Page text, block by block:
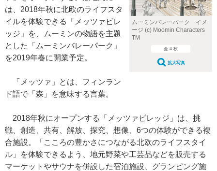
ムーミンバレーパーク イメ
ージ (c) Moomin Characters
TM
全 4 枚
拡大写真
は、2018年秋に北欧のライフスタ
イルを体験できる「メッツァビレ
ッジ」を、ムーミンの物語を主題
とした「ムーミンバレーパーク」
を2019年春に開業予定。
「メッツァ」とは、フィンラン
ド語で「森」を意味する言葉。
2018年秋にオープンする「メッツァビレッジ」は、挑
戦、創造、共有、解放、探究、想像、6つの体験ができる複
合施設。「こころの豊かさにつながる北欧のライフスタイ
ル」を体験できるよう、地元野菜や工芸品などを販売する
マーケットやサウナを併設した宿泊施設、グランピング施